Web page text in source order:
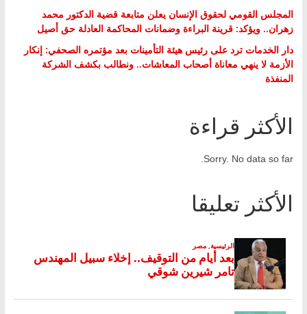
المجلس القومي لحقوق الإنسان يعلن متابعة قضية الدكتور محمد
زهران.. ويؤكد: قرينة البراءة وضمانات المحاكمة العادلة حق أصيل
دار الخدمات ترد على رئيس هيئة التأمينات بعد مؤتمره الصحفي: إنكار
الأزمة لا ينهي معاناة أصحاب المعاشات.. ونطالب بكشف الشركة
المنفذة
الأكثر قراءة
Sorry. No data so far.
الأكثر تعليقا